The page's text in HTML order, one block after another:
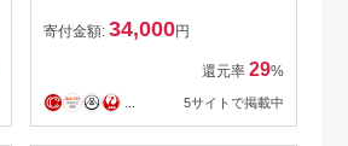
寄付金額: 34,000円
還元率 29%
5サイトで掲載中